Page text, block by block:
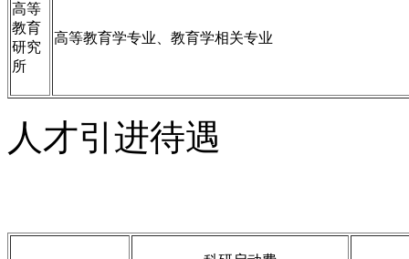
高等
教育
研究
所
高等教育学专业、教育学相关专业
人才引进待遇